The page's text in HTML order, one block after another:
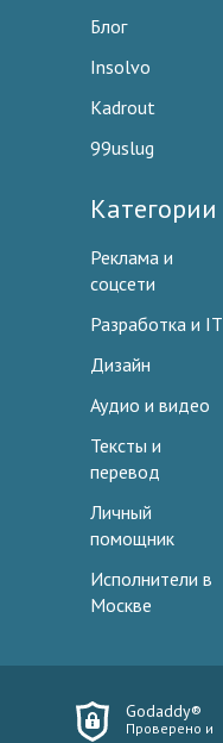
Блог
Insolvo
Kadrout
99uslug
Категории
Реклама и
соцсети
Разработка и IT
Дизайн
Аудио и видео
Тексты и
перевод
Личный
помощник
Исполнители в
Москве
Godaddy®
Проверено и